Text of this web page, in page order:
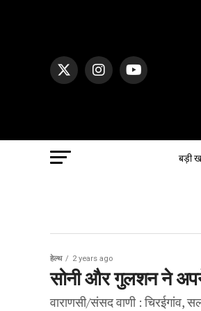
बड़ी
हेल्थ 2 years ago
सोनी और गुलशन ने
वाराणसी/संसद वाणी : चिरईगांव,